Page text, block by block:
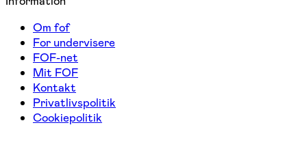
Om fof
For undervisere
FOF-net
Mit FOF
Kontakt
Privatlivspolitik
Cookiepolitik